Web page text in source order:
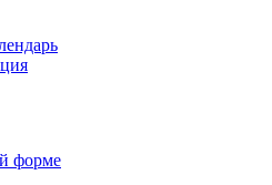
форме